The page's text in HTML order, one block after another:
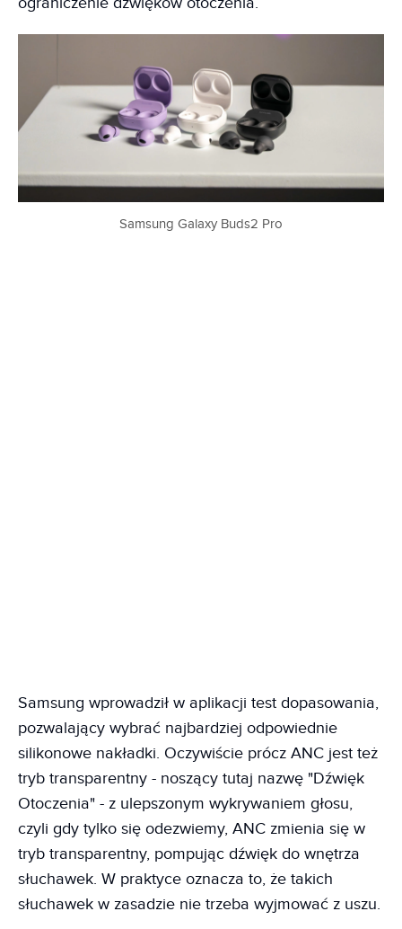
Samsung Galaxy Buds2 Pro
Samsung wprowadził w aplikacji test dopasowania,
pozwalający wybrać najbardziej odpowiednie
silikonowe nakładki. Oczywiście prócz ANC jest też
tryb transparentny - noszący tutaj nazwę "Dźwięk
Otoczenia" - z ulepszonym wykrywaniem głosu,
czyli gdy tylko się odezwiemy, ANC zmienia się w
tryb transparentny, pompując dźwięk do wnętrza
słuchawek. W praktyce oznacza to, że takich
słuchawek w zasadzie nie trzeba wyjmować z uszu.